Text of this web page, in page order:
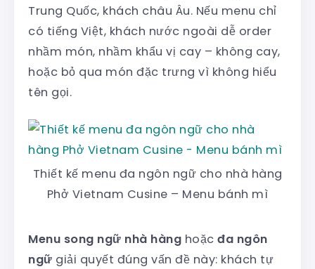
Trung Quốc, khách châu Âu. Nếu menu chỉ
có tiếng Việt, khách nước ngoài dễ order
nhầm món, nhầm khẩu vị cay – không cay,
hoặc bỏ qua món đặc trưng vì không hiểu
tên gọi.
Thiết kế menu đa ngôn ngữ cho nhà hàng
Phở Vietnam Cusine – Menu bánh mì
Menu song ngữ nhà hàng hoặc đa ngôn
ngữ giải quyết đúng vấn đề này: khách tự